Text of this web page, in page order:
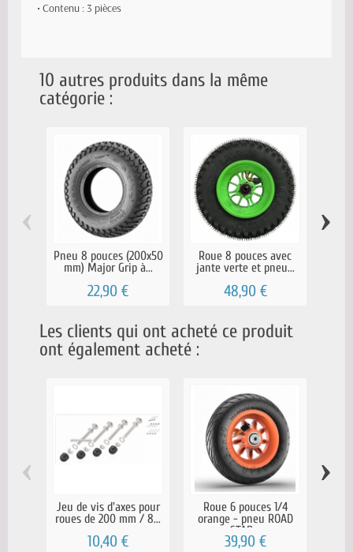
• Contenu : 3 pièces
10 autres produits dans la même
catégorie :
Pneu 8 pouces (200x50
mm) Major Grip à...
22,90 €
Roue 8 pouces avec
jante verte et pneu...
48,90 €
‹ ›
Les clients qui ont acheté ce produit
ont également acheté :
Jeu de vis d'axes pour
roues de 200 mm / 8...
10,40 €
Roue 6 pouces 1/4
orange - pneu ROAD
STAR...
39,90 €
‹ ›